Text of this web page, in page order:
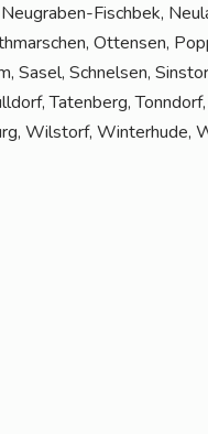
Fisch­bek,
Otten­sen,
Sasel, Schnel­sen,
Taten­berg,
Wilstorf, Win­ter­hu­de,